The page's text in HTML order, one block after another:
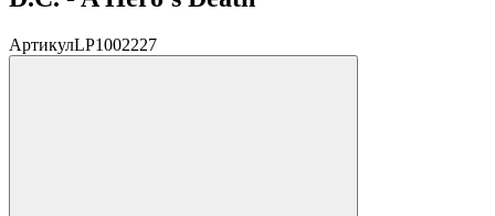
АртикулLP1002227